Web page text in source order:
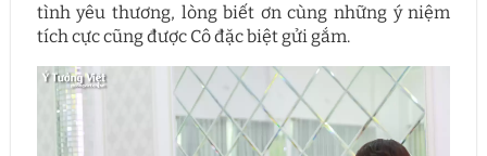
tình yêu thương, lòng biết ơn cùng những ý niệm
tích cực cũng được Cô đặc biệt gửi gắm.